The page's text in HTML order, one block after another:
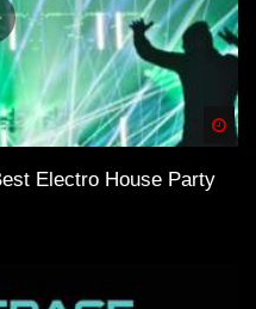
Electro House Party